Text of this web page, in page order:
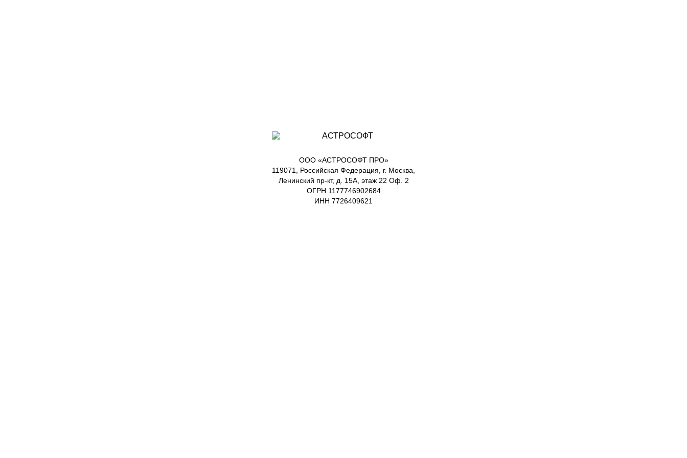
ООО «АСТРОСОФТ ПРО»
119071, Российская Федерация, г. Москва,
Ленинский пр-кт, д. 15А, этаж 22 Оф. 2
ОГРН 1177746902684
ИНН 7726409621